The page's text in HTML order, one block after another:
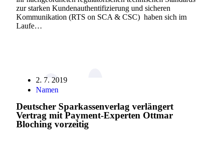
zur starken Kundenauthentifizierung und sicheren
Kommunikation (RTS on SCA & CSC) haben sich im
Laufe…
2. 7. 2019
Namen
Deutscher Sparkassenverlag verlängert
Vertrag mit Payment-Experten Ottmar
Bloching vorzeitig